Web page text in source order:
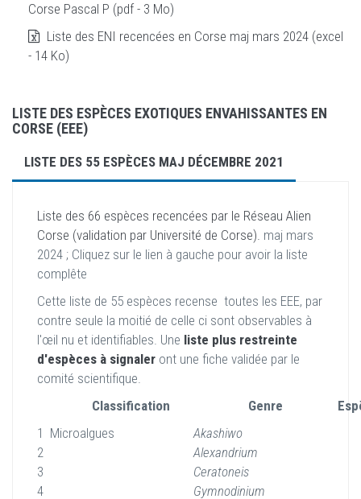
Corse Pascal P (pdf - 3 Mo)
Liste des ENI recencées en Corse maj mars 2024 (excel
- 14 Ko)
LISTE DES ESPÈCES EXOTIQUES ENVAHISSANTES EN
CORSE (EEE)
LISTE DES 55 ESPÈCES MAJ DÉCEMBRE 2021
Liste des 66 espèces recencées par le Réseau Alien
Corse (validation par Université de Corse). maj mars
2024 ; Cliquez sur le lien à gauche pour avoir la liste
complête
Cette liste de 55 espèces recense toutes les EEE, par
contre seule la moitié de celle ci sont observables à
l'œil nu et identifiables. Une liste plus restreinte
d'espèces à signaler ont une fiche validée par le
comité scientifique.
Classification
Genre
1 Microalgues
Akashiwo
2
Alexandrium
3
Ceratoneis
4
Gymnodinium